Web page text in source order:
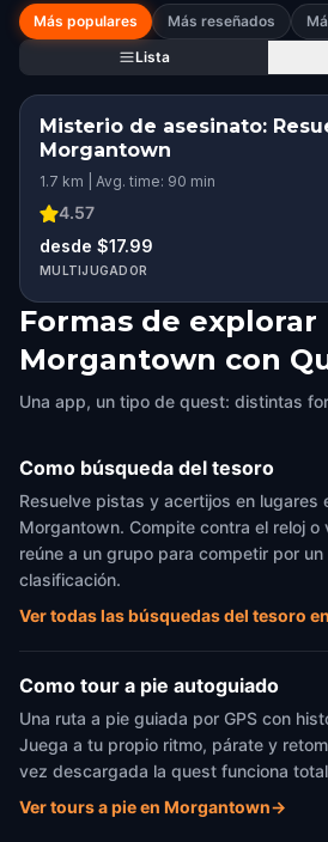
Más populares Más reseñados
Lista
Misterio de asesinato:
Morgantown
1.7 km | Avg. time: 90 min
4.57
desde $17.99
MULTIJUGADOR
Formas de explorar
Morgantown con
Una app, un tipo de quest: distintas
Como búsqueda del tesoro
Resuelve pistas y acertijos en lugares
Morgantown. Compite contra el reloj
reúne a un grupo para competir por
clasificación.
Ver todas las búsquedas del tesoro
Como tour a pie autoguiado
Una ruta a pie guiada por GPS con
Juega a tu propio ritmo, párate y
vez descargada la quest funciona
Ver tours a pie en Morgantown→